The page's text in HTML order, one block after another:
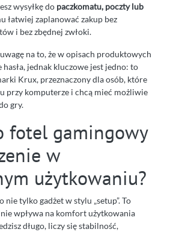
wysyłkę do paczkomatu, poczty lub
łatwiej zaplanować zakup bez
i bez zbędnej zwłoki.
na to, że w opisach produktowych
jednak kluczowe jest jedno: to
Krux, przeznaczony dla osób, które
przy komputerze i chcą mieć możliwie
gry.
fotel gamingowy
w
użytkowaniu?
nie tylko gadżet w stylu „setup”. To
wpływa na komfort użytkowania
długo, liczy się stabilność,